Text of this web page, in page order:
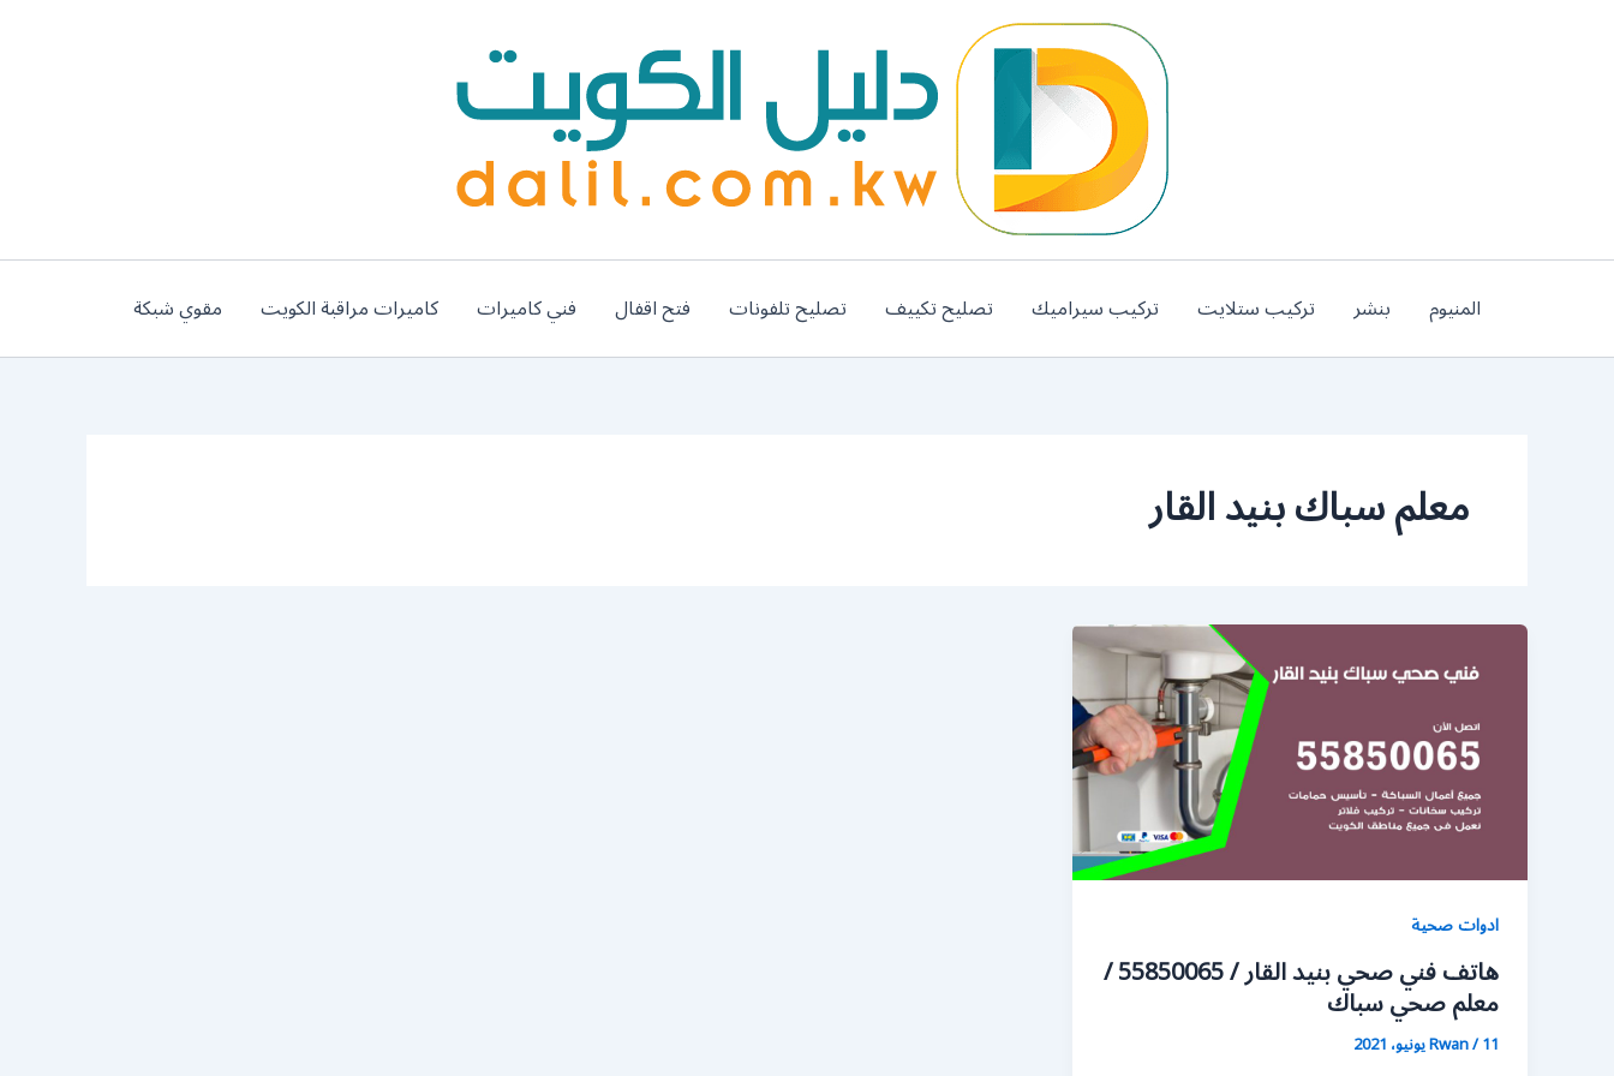
المنيوم بنشر تركيب ستلايت تركيب سيراميك تصليح تكييف تصليح تلفونات فتح اقفال فني كاميرات كاميرات مراقبة الكويت مقوي شبكة
معلم سباك بنيد القار
ادوات صحية
هاتف فني صحي بنيد القار / 55850065 /
معلم صحي سباك
Rwan/11 يونيو، 2021